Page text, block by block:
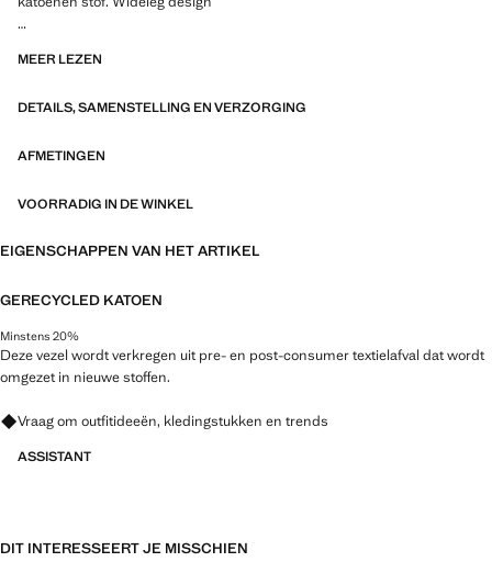
om een vrouwelijke en eigentijdse garderobe samen te stellen
MEER LEZEN
DETAILS, SAMENSTELLING EN VERZORGING
AFMETINGEN
VOORRADIG IN DE WINKEL
EIGENSCHAPPEN VAN HET ARTIKEL
GERECYCLED KATOEN
Minstens 20%
Deze vezel wordt verkregen uit pre- en post-consumer textielafval dat wordt
omgezet in nieuwe stoffen.
Vraag om outfitideeën, kledingstukken en trends
ASSISTANT
DIT INTERESSEERT JE MISSCHIEN